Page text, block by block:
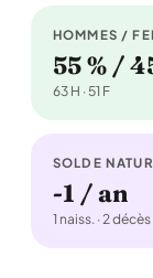
HOMMES /
55 % /
63 H · 51 F
SOLDE
-1 / an
1 naiss. · 2 décès